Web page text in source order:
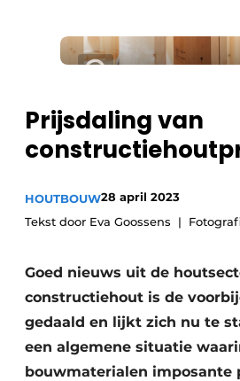
Prijsdaling van
HOUTBOUW28 april 2023
Tekst door Eva Goossens
Goed nieuws uit de
constructiehout is de
gedaald en lijkt zich nu te
een algemene situatie
bouwmaterialen imposante